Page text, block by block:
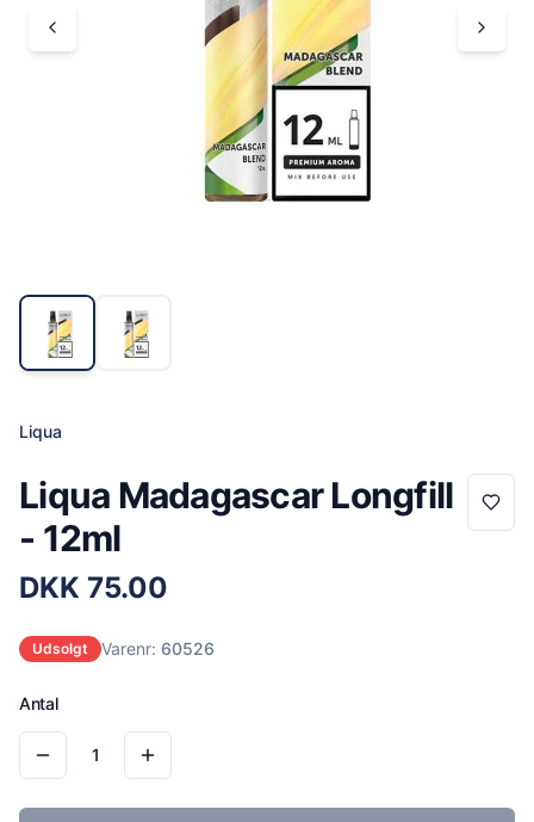
Liqua
Liqua Madagascar Longfill
- 12ml
DKK 75.00
Udsolgt Varenr: 60526
Antal
1